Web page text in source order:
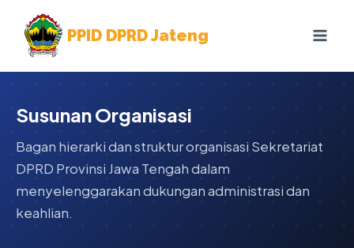
content
PPID DPRD Jateng
Susunan Organisasi
Bagan hierarki dan struktur organisasi Sekretariat
DPRD Provinsi Jawa Tengah dalam
menyelenggarakan dukungan administrasi dan
keahlian.